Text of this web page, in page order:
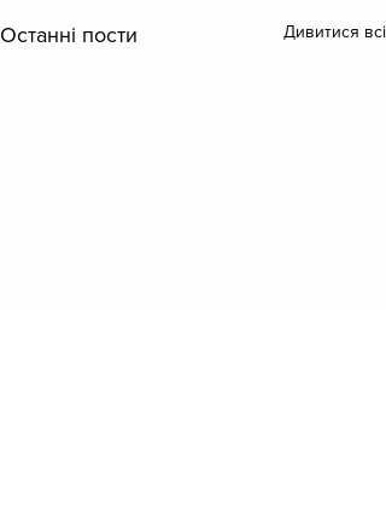
Останні пости Дивитися всі